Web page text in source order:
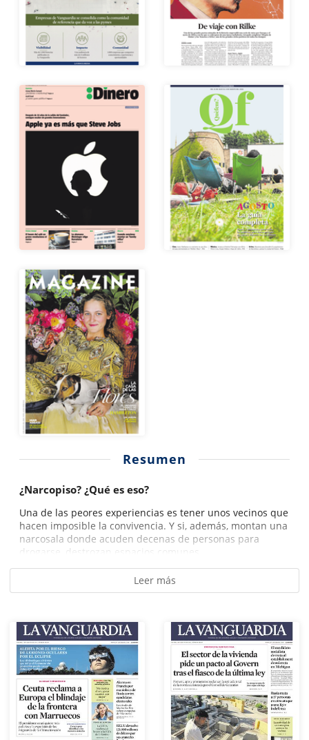
Resumen
¿Narcopiso? ¿Qué es eso?
Una de las peores experiencias es tener unos vecinos que
hacen imposible la convivencia. Y si, además, montan una
narcosala donde acuden decenas de personas para
drogarse, destrozan espacios comunes,...
Leer más